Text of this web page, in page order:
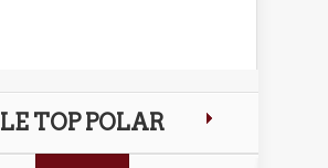
LE TOP POLAR